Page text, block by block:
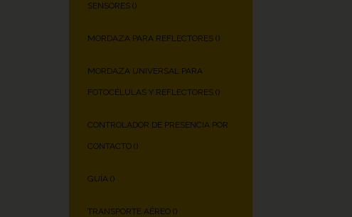
SENSORES ()
MORDAZA PARA REFLECTORES ()
MORDAZA UNIVERSAL PARA
FOTOCÉLULAS Y REFLECTORES ()
CONTROLADOR DE PRESENCIA POR
CONTACTO ()
GUÍA ()
TRANSPORTE AÉREO ()